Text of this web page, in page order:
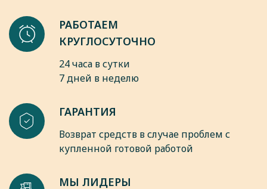
РАБОТАЕМ
КРУГЛОСУТОЧНО
24 часа в сутки
7 дней в неделю
ГАРАНТИЯ
Возврат средств в случае проблем с
купленной готовой работой
МЫ ЛИДЕРЫ